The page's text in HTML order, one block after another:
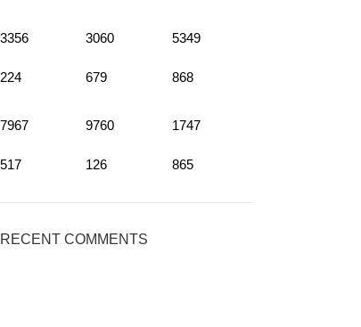
3356
224
3060
679
5349
868
7967
517
9760
126
1747
865
RECENT COMMENTS